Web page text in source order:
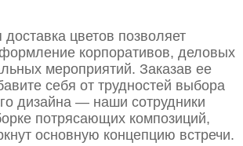
доставка цветов позволяет
корпоративов, деловых
мероприятий. Заказав ее
себя от трудностей выбора
дизайна — наши сотрудники
потрясающих композиций,
основную концепцию встречи.